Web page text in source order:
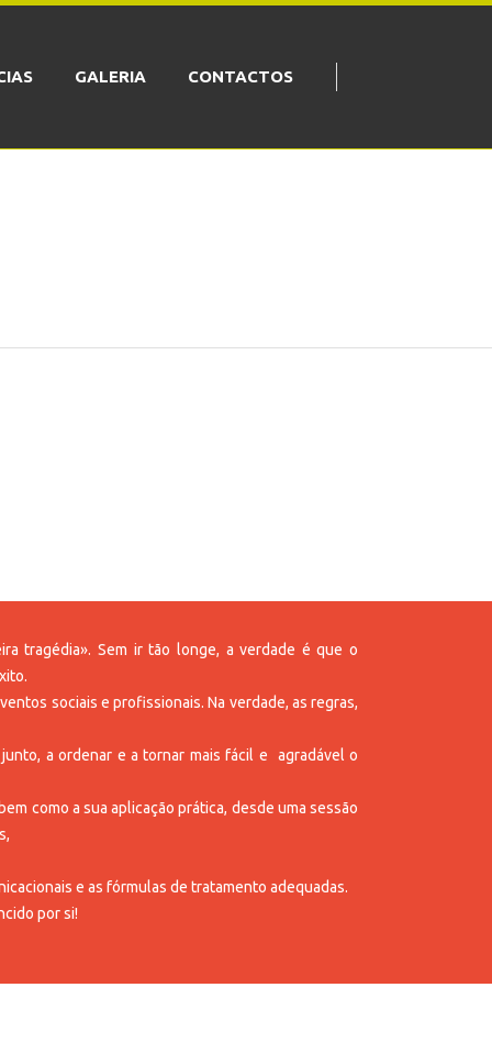
GALERIA CONTACTOS
tragédia». Sem ir tão longe, a verdade é que o
sociais e profissionais. Na verdade, as regras,
a ordenar e a tornar mais fácil e agradável o
como a sua aplicação prática, desde uma sessão
e as fórmulas de tratamento adequadas.
por si!